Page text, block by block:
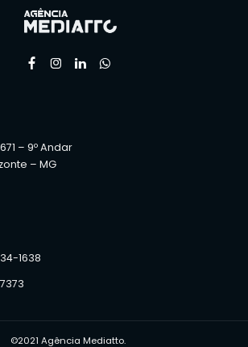
– 9º Andar
– MG
1638
©2021 Agência Mediatto.